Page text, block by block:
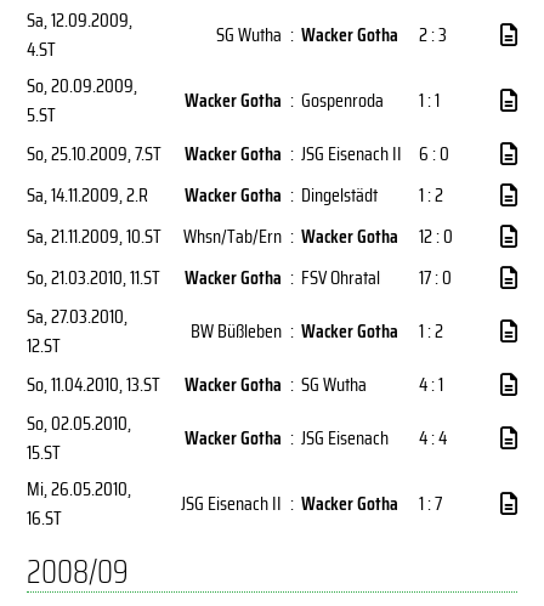
Sa, 12.09.2009,
4.ST
SG Wutha : Wacker Gotha
2 : 3
So, 20.09.2009,
5.ST
Wacker Gotha : Gospenroda
1 : 1
So, 25.10.2009, 7.ST Wacker Gotha : JSG Eisenach II 6 : 0
Sa, 14.11.2009, 2.R Wacker Gotha : Dingelstädt
1 : 2
Sa, 21.11.2009, 10.ST Whsn/Tab/Ern : Wacker Gotha
12 : 0
So, 21.03.2010, 11.ST Wacker Gotha : FSV Ohratal
17 : 0
Sa, 27.03.2010,
12.ST
BW Büßleben : Wacker Gotha
1 : 2
So, 11.04.2010, 13.ST Wacker Gotha : SG Wutha
4 : 1
So, 02.05.2010,
15.ST
Wacker Gotha : JSG Eisenach
4 : 4
Mi, 26.05.2010,
16.ST
JSG Eisenach II : Wacker Gotha 1 : 7
2008/09